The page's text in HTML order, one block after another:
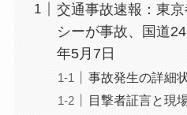
交通事故速報：東
シーが事故、国道
年5月7日
事故発生の詳細
目撃者証言と現